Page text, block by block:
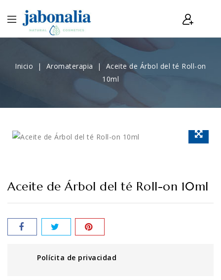
Inicio Aromaterapia
Aceite de Árbol del té Roll-on
10ml
Aceite de Árbol del té Roll-on 10ml
Polícita de privacidad